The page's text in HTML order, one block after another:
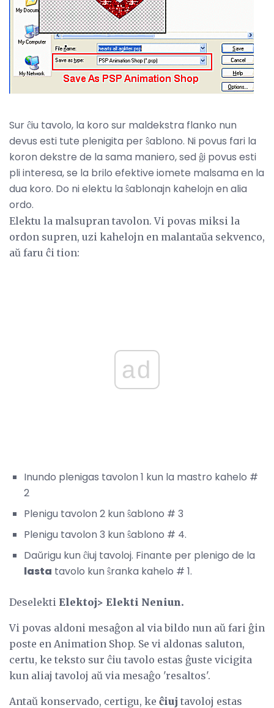
Sur ĉiu tavolo, la koro sur maldekstra flanko nun
devus esti tute plenigita per ŝablono. Ni povus fari la
koron dekstre de la sama maniero, sed ĝi povus esti
pli interesa, se la brilo efektive iomete malsama en la
dua koro. Do ni elektu la ŝablonajn kahelojn en alia
ordo.
Elektu la malsupran tavolon. Vi povas miksi la
ordon supren, uzi kahelojn en malantaŭa sekvenco,
aŭ faru ĉi tion:
ad
Inundo plenigas tavolon 1 kun la mastro kahelo #
2
Plenigu tavolon 2 kun ŝablono # 3
Plenigu tavolon 3 kun ŝablono # 4.
Daŭrigu kun ĉiuj tavoloj. Finante per plenigo de la
lasta tavolo kun ŝranka kahelo # 1.
Deselekti Elektoj> Elekti Neniun.
Vi povas aldoni mesaĝon al via bildo nun aŭ fari ĝin
poste en Animation Shop. Se vi aldonas saluton,
certu, ke teksto sur ĉiu tavolo estas ĝuste vicigita
kun aliaj tavoloj aŭ via mesaĝo 'resaltos'.
Antaŭ konservado, certigu, ke ĉiuj tavoloj estas